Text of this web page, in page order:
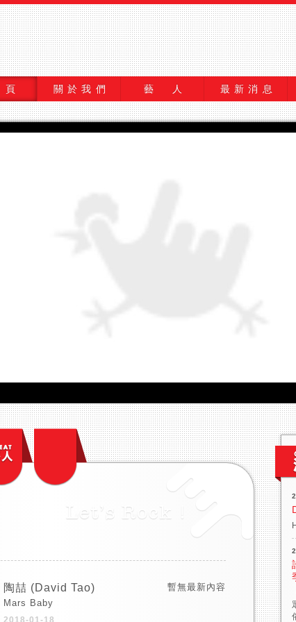
關於我們 藝 人 最新消息
陶喆 (David Tao)
Mars Baby
2018-01-18
暫無最新內容